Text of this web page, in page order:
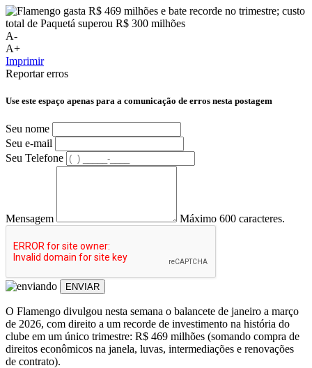
A-
A+
Imprimir
Reportar erros
Use este espaço apenas para a comunicação de erros nesta postagem
Seu nome
Seu e-mail
Seu Telefone
Mensagem Máximo 600 caracteres.
ENVIAR
O Flamengo divulgou nesta semana o balancete de janeiro a março
de 2026, com direito a um recorde de investimento na história do
clube em um único trimestre: R$ 469 milhões (somando compra de
direitos econômicos na janela, luvas, intermediações e renovações
de contrato).